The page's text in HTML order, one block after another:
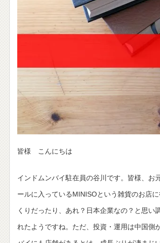
皆様 こんにちは
インドムンバイ駐在員の谷川です。皆様、お
ールに入っているMINISOという雑貨のお店
くりだったり、あれ？日本企業なの？と思
れたようですね。ただ、投資・運用は中国側